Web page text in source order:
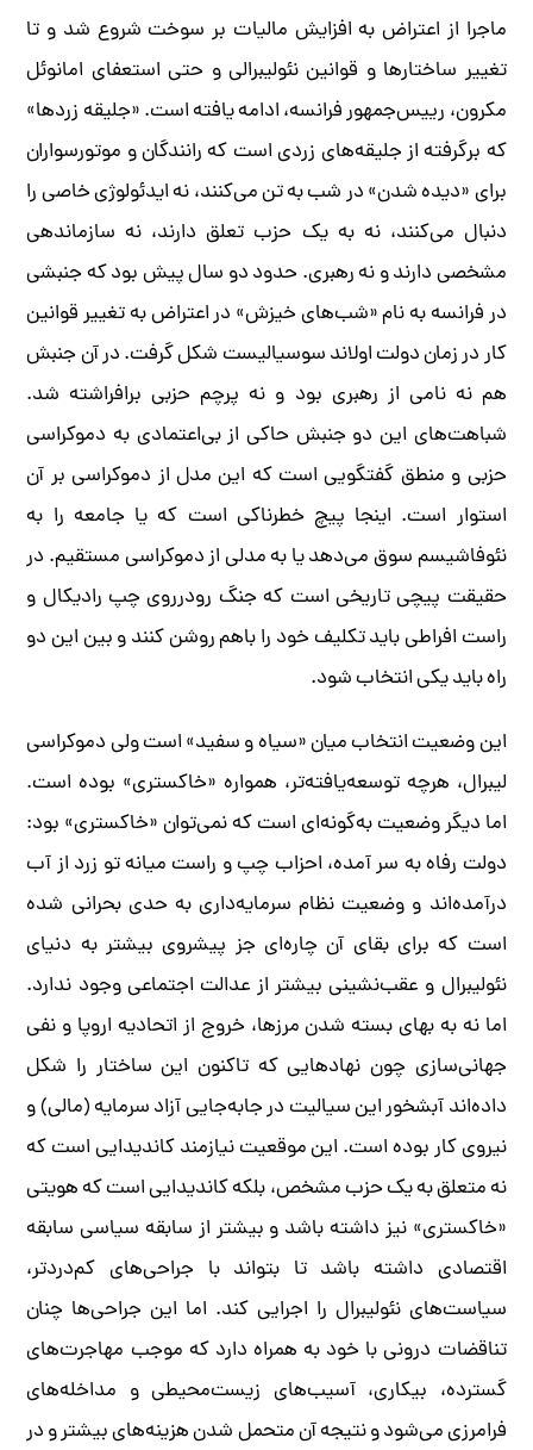
ماجرا از اعتراض به افزایش مالیات بر سوخت شروع شد و تا
تغییر ساختارها و قوانین نئولیبرالی و حتی استعفای امانوئل
مکرون، رییس‌جمهور فرانسه، ادامه یافته است. «جلیقه زردها»
که برگرفته از جلیقه‌های زردی است که رانندگان و موتورسواران
برای «دیده شدن» در شب به تن می‌کنند، نه ایدئولوژی خاصی را
دنبال می‌کنند، نه به یک حزب تعلق دارند، نه سازماندهی
مشخصی دارند و نه رهبری. حدود دو سال پیش بود که جنبشی
در فرانسه به نام «شب‌های خیزش» در اعتراض به تغییر قوانین
کار در زمان دولت اولاند سوسیالیست شکل گرفت. در آن جنبش
هم نه نامی از رهبری بود و نه پرچم حزبی برافراشته شد.
شباهت‌های این دو جنبش حاکی از بی‌اعتمادی به دموکراسی
حزبی و منطق گفتگویی است که این مدل از دموکراسی بر آن
استوار است. اینجا پیچ خطرناکی است که یا جامعه را به
نئوفاشیسم سوق می‌دهد یا به مدلی از دموکراسی مستقیم. در
حقیقت پیچی تاریخی است که جنگ رودرروی چپ رادیکال و
راست افراطی باید تکلیف خود را باهم روشن کنند و بین این دو
راه باید یکی انتخاب شود.
این وضعیت انتخاب میان «سیاه و سفید» است ولی دموکراسی
لیبرال، هرچه توسعه‌یافته‌تر، همواره «خاکستری» بوده است.
اما دیگر وضعیت به‌گونه‌ای است که نمی‌توان «خاکستری» بود:
دولت رفاه به سر آمده، احزاب چپ و راست میانه تو زرد از آب
درآمده‌اند و وضعیت نظام سرمایه‌داری به حدی بحرانی شده
است که برای بقای آن چاره‌ای جز پیشروی بیشتر به دنیای
نئولیبرال و عقب‌نشینی بیشتر از عدالت اجتماعی وجود ندارد.
اما نه به بهای بسته شدن مرزها، خروج از اتحادیه اروپا و نفی
جهانی‌سازی چون نهادهایی که تاکنون این ساختار را شکل
داده‌اند آبشخور این سیالیت در جابه‌جایی آزاد سرمایه (مالی) و
نیروی کار بوده است. این موقعیت نیازمند کاندیدایی است که
نه متعلق به یک حزب مشخص، بلکه کاندیدایی است که هویتی
«خاکستری» نیز داشته باشد و بیشتر از سابقه سیاسی سابقه
اقتصادی داشته باشد تا بتواند با جراحی‌های کم‌دردتر،
سیاست‌های نئولیبرال را اجرایی کند. اما این جراحی‌ها چنان
تناقضات درونی با خود به همراه دارد که موجب مهاجرت‌های
گسترده، بیکاری، آسیب‌های زیست‌محیطی و مداخله‌های
فرامرزی می‌شود و نتیجه آن متحمل شدن هزینه‌های بیشتر و در